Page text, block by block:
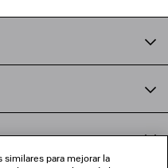
para mejorar la